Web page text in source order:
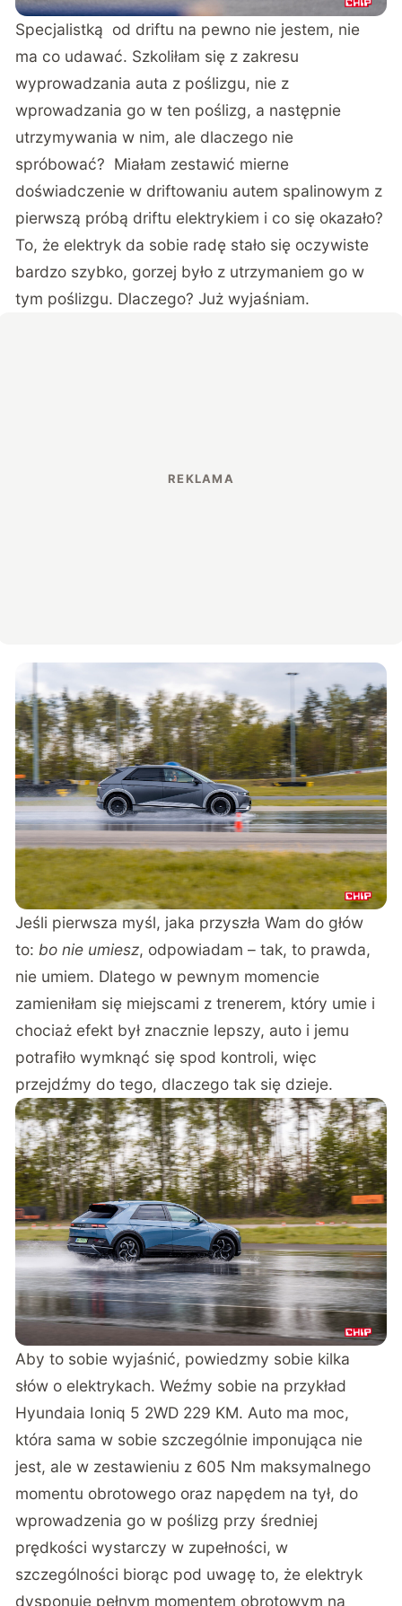
Specjalistką od driftu na pewno nie jestem, nie
ma co udawać. Szkoliłam się z zakresu
wyprowadzania auta z poślizgu, nie z
wprowadzania go w ten poślizg, a następnie
utrzymywania w nim, ale dlaczego nie
spróbować? Miałam zestawić mierne
doświadczenie w driftowaniu autem spalinowym z
pierwszą próbą driftu elektrykiem i co się okazało?
To, że elektryk da sobie radę stało się oczywiste
bardzo szybko, gorzej było z utrzymaniem go w
tym poślizgu. Dlaczego? Już wyjaśniam.
Jeśli pierwsza myśl, jaka przyszła Wam do głów
to:bo nie umiesz, odpowiadam – tak, to prawda,
nie umiem. Dlatego w pewnym momencie
zamieniłam się miejscami z trenerem, który umie i
chociaż efekt był znacznie lepszy, auto i jemu
potrafiło wymknąć się spod kontroli, więc
przejdźmy do tego, dlaczego tak się dzieje.
Aby to sobie wyjaśnić, powiedzmy sobie kilka
słów o elektrykach. Weźmy sobie na przykład
Hyundaia Ioniq 5 2WD 229 KM. Auto ma moc,
która sama w sobie szczególnie imponująca nie
jest, ale w zestawieniu z 605 Nm maksymalnego
momentu obrotowego oraz napędem na tył, do
wprowadzenia go w poślizg przy średniej
prędkości wystarczy w zupełności, w
szczególności biorąc pod uwagę to, że elektryk
dysponuje pełnym momentem obrotowym na